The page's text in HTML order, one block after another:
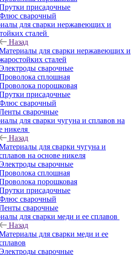
присадочные
сварочный
для сварки нержавеющих и
сталей
Назад
для сварки нержавеющих и
сталей
сварочные
сплошная
порошковая
присадочные
сварочный
сварочные
для сварки чугуна и сплавов на
никеля
Назад
для сварки чугуна и
на основе никеля
сварочные
сплошная
порошковая
присадочные
сварочный
сварочные
для сварки меди и ее сплавов
Назад
для сварки меди и ее
сварочные